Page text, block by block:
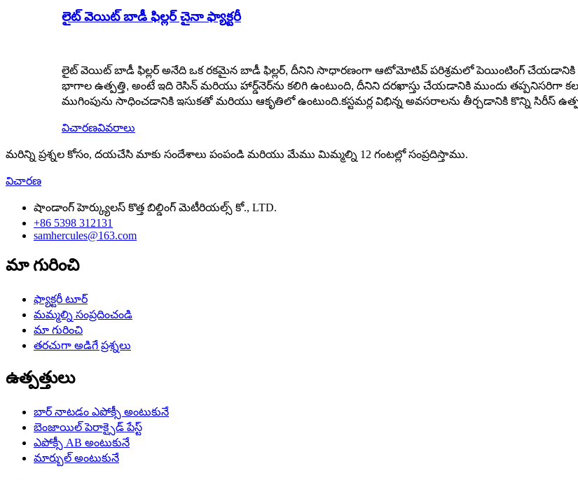
లైట్ వెయిట్ బాడీ ఫిల్లర్ చైనా ఫ్యాక్టరీ
లైట్ వెయిట్ బాడీ ఫిల్లర్ అనేది ఒక రకమైన బాడీ ఫిల్లర్, దీనిని సాధారణంగా ఆటోమోటివ్ పరిశ్రమలో పెయింటింగ్ చేయడానికి
భాగాల ఉత్పత్తి, అంటే ఇది రెసిన్ మరియు హార్డ్‌నెర్‌ను కలిగి ఉంటుంది, దీనిని దరఖాస్తు చేయడానికి ముందు తప్పనిసరిగా
ముగింపును సాధించడానికి ఇసుకతో మరియు ఆకృతిలో ఉంటుంది.కస్టమర్ల విభిన్న అవసరాలను తీర్చడానికి కొన్ని సిరీస్
విచారణవివరాలు
మరిన్ని ప్రశ్నల కోసం, దయచేసి మాకు సందేశాలు పంపండి మరియు మేము మిమ్మల్ని 12 గంటల్లో సంప్రదిస్తాము.
విచారణ
షాండాంగ్ హెర్క్యులస్ కొత్త బిల్డింగ్ మెటీరియల్స్ కో., LTD.
+86 5398 312131
samhercules@163.com
మా గురించి
ఫ్యాక్టరీ టూర్
మమ్మల్ని సంప్రదించండి
మా గురించి
తరచుగా అడిగే ప్రశ్నలు
ఉత్పత్తులు
బార్ నాటడం ఎపోక్సీ అంటుకునే
బెంజాయిల్ పెరాక్సైడ్ పేస్ట్
ఎపోక్సీ AB అంటుకునే
మార్బుల్ అంటుకునే